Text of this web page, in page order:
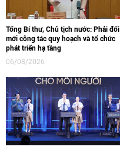
Tổng Bí thư, Chủ tịch nước: Phải đổi
mới công tác quy hoạch và tổ chức
phát triển hạ tầng
06/08/2026